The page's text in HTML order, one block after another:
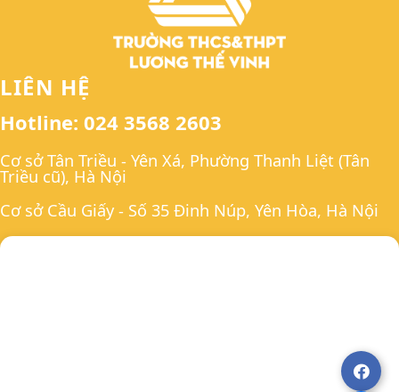
LIÊN HỆ
Hotline: 024 3568 2603
Cơ sở Tân Triều - Yên Xá, Phường Thanh Liệt (Tân
Triều cũ), Hà Nội
Cơ sở Cầu Giấy - Số 35 Đinh Núp, Yên Hòa, Hà Nội